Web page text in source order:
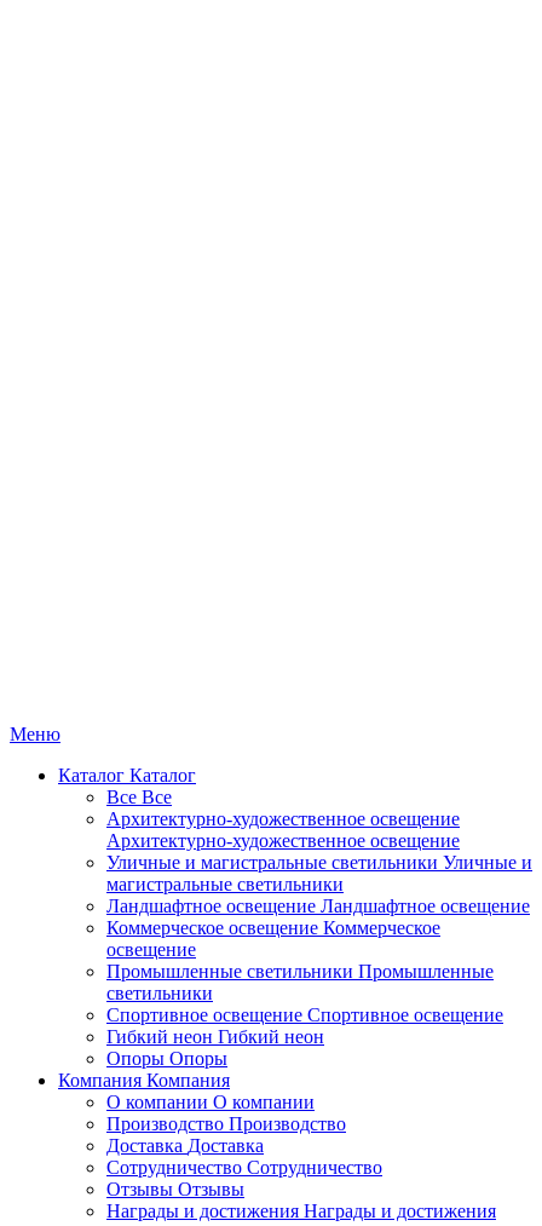
Меню
Каталог Каталог
Все Все
Архитектурно-художественное освещение
Архитектурно-художественное освещение
Уличные и магистральные светильники Уличные и
магистральные светильники
Ландшафтное освещение Ландшафтное освещение
Коммерческое освещение Коммерческое
освещение
Промышленные светильники Промышленные
светильники
Спортивное освещение Спортивное освещение
Гибкий неон Гибкий неон
Опоры Опоры
Компания Компания
О компании О компании
Производство Производство
Доставка Доставка
Сотрудничество Сотрудничество
Отзывы Отзывы
Награды и достижения Награды и достижения